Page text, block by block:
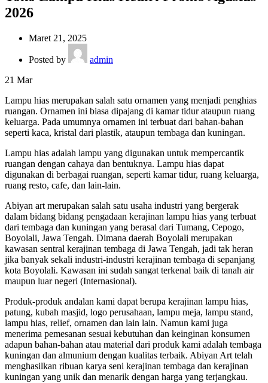
2026
Maret 21, 2025
Posted by
admin
21 Mar
Lampu hias merupakan salah satu ornamen yang menjadi penghias
ruangan. Ornamen ini biasa dipajang di kamar tidur ataupun ruang
keluarga. Pada umumnya ornamen ini terbuat dari bahan-bahan
seperti kaca, kristal dari plastik, ataupun tembaga dan kuningan.
Lampu hias adalah lampu yang digunakan untuk mempercantik
ruangan dengan cahaya dan bentuknya. Lampu hias dapat
digunakan di berbagai ruangan, seperti kamar tidur, ruang keluarga,
ruang resto, cafe, dan lain-lain.
Abiyan art merupakan salah satu usaha industri yang bergerak
dalam bidang bidang pengadaan kerajinan lampu hias yang terbuat
dari tembaga dan kuningan yang berasal dari Tumang, Cepogo,
Boyolali, Jawa Tengah. Dimana daerah Boyolali merupakan
kawasan sentral kerajinan tembaga di Jawa Tengah, jadi tak heran
jika banyak sekali industri-industri kerajinan tembaga di sepanjang
kota Boyolali. Kawasan ini sudah sangat terkenal baik di tanah air
maupun luar negeri (Internasional).
Produk-produk andalan kami dapat berupa kerajinan lampu hias,
patung, kubah masjid, logo perusahaan, lampu meja, lampu stand,
lampu hias, relief, ornamen dan lain lain. Namun kami juga
menerima pemesanan sesuai kebutuhan dan keinginan konsumen
adapun bahan-bahan atau material dari produk kami adalah tembaga
kuningan dan almunium dengan kualitas terbaik. Abiyan Art telah
menghasilkan ribuan karya seni kerajinan tembaga dan kerajinan
kuningan yang unik dan menarik dengan harga yang terjangkau.